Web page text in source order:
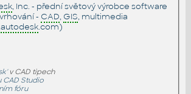
, Inc. - přední světový výrobce software
- CAD, GIS, multimedia
autodesk.com)
v CAD tipech
CAD Studio
fóru